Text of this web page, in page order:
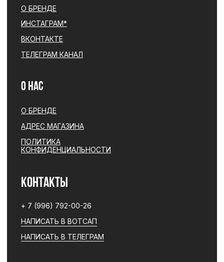
РАЗРАБОТКА САЙТА
ПОЛИТИКА КОНФИДЕНЦИАЛЬНОСТИ
ДОГОВОР ОФЕРТЫ